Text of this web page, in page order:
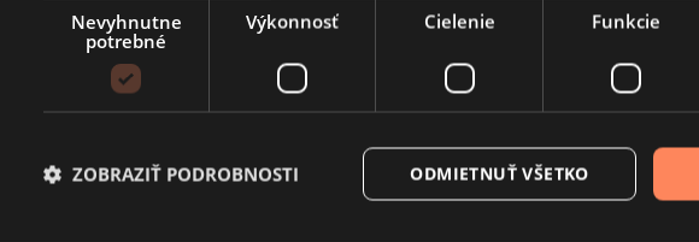
Nevyhnutne
potrebné
Výkonnosť Cielenie Funkcie
ODMIETNUŤ VŠETKO
ZOBRAZIŤ PODROBNOSTI